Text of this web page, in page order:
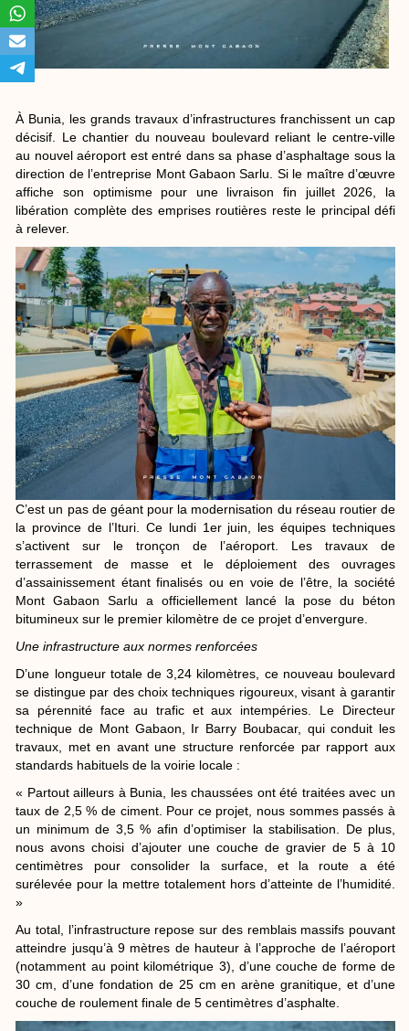
À Bunia, les grands travaux d’infrastructures franchissent un cap
décisif. Le chantier du nouveau boulevard reliant le centre-ville
au nouvel aéroport est entré dans sa phase d’asphaltage sous la
direction de l’entreprise Mont Gabaon Sarlu. Si le maître d’œuvre
affiche son optimisme pour une livraison fin juillet 2026, la
libération complète des emprises routières reste le principal défi
à relever.
C’est un pas de géant pour la modernisation du réseau routier de
la province de l’Ituri. Ce lundi 1er juin, les équipes techniques
s’activent sur le tronçon de l’aéroport. Les travaux de
terrassement de masse et le déploiement des ouvrages
d’assainissement étant finalisés ou en voie de l’être, la société
Mont Gabaon Sarlu a officiellement lancé la pose du béton
bitumineux sur le premier kilomètre de ce projet d’envergure.
Une infrastructure aux normes renforcées
​D’une longueur totale de 3,24 kilomètres, ce nouveau boulevard
se distingue par des choix techniques rigoureux, visant à garantir
sa pérennité face au trafic et aux intempéries. Le Directeur
technique de Mont Gabaon, Ir Barry Boubacar, qui conduit les
travaux, met en avant une structure renforcée par rapport aux
standards habituels de la voirie locale :
​« Partout ailleurs à Bunia, les chaussées ont été traitées avec un
taux de 2,5 % de ciment. Pour ce projet, nous sommes passés à
un minimum de 3,5 % afin d’optimiser la stabilisation. De plus,
nous avons choisi d’ajouter une couche de gravier de 5 à 10
centimètres pour consolider la surface, et la route a été
surélevée pour la mettre totalement hors d’atteinte de l’humidité.
»
Au total, l’infrastructure repose sur des remblais massifs pouvant
atteindre jusqu’à 9 mètres de hauteur à l’approche de l’aéroport
(notamment au point kilométrique 3), d’une couche de forme de
30 cm, d’une fondation de 25 cm en arène granitique, et d’une
couche de roulement finale de 5 centimètres d’asphalte.